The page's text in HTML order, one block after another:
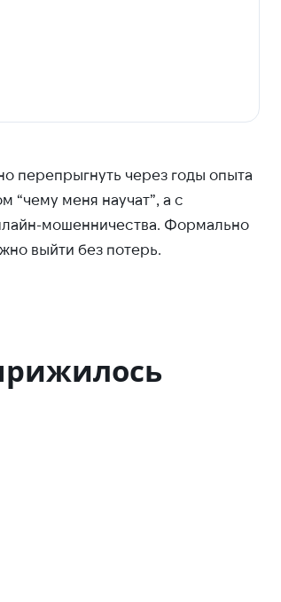
перепрыгнуть через годы опыта
“чему меня научат”, а с
мошенничества. Формально
выйти без потерь.